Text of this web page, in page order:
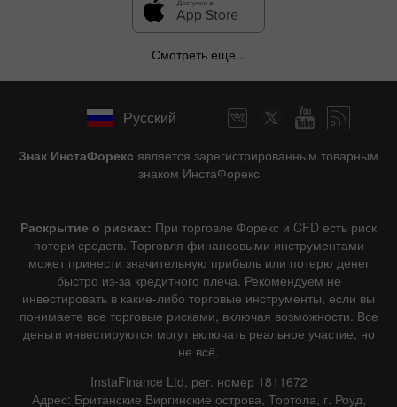
Смотреть еще...
Русский
Знак ИнстаФорекс является зарегистрированным товарным
знаком ИнстаФорекс
Раскрытие о рисках: При торговле Форекс и CFD есть риск
потери средств. Торговля финансовыми инструментами
может принести значительную прибыль или потерю денег
быстро из-за кредитного плеча. Рекомендуем не
инвестировать в какие-либо торговые инструменты, если вы
понимаете все торговые рисками, включая возможности. Все
деньги инвестируются могут включать реальное участие, но
не всё.
InstaFinance Ltd, рег. номер 1811672
Адрес: Британские Виргинские острова, Тортола, г. Роуд,